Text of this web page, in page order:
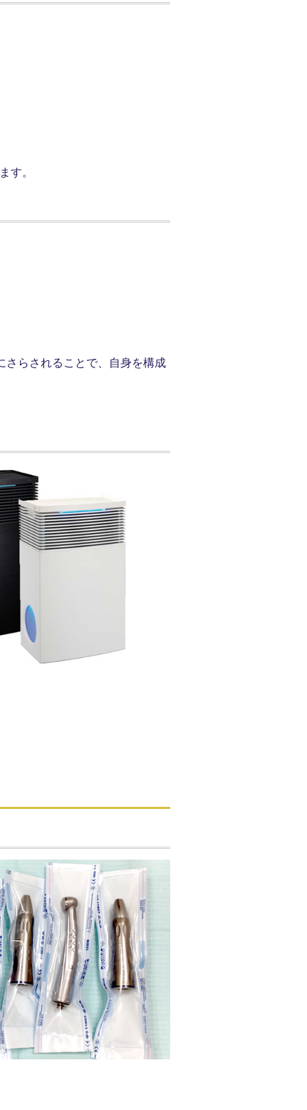
す。
らされることで、自身を構成